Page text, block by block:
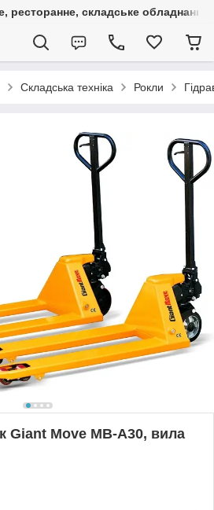
ресторанне, складське обладнання
Складська техніка Рокли
Giant Move MB-A30, вила